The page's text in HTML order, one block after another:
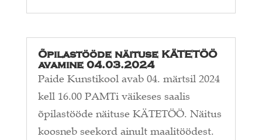
Õpilastööde näituse KÄTETÖÖ
avamine 04.03.2024
Paide Kunstikool avab 04. märtsil 2024
kell 16.00 PAMTi väikeses saalis
õpilastööde näituse KÄTETÖÖ. Näitus
koosneb seekord ainult maalitöödest.